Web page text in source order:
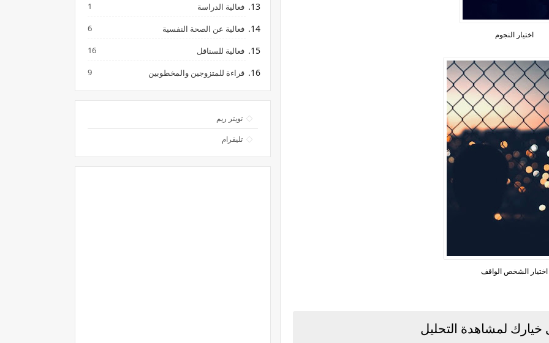
اختيار النجوم
اختيار الشخص الواقف
لمشاهدة التحليل
فعالية الدراسة 1
فعالية عن الصحة النفسية 6
فعالية للسناقل 16
قراءة للمتزوجين والمخطوبين 9
تويتر ريم
تليقرام